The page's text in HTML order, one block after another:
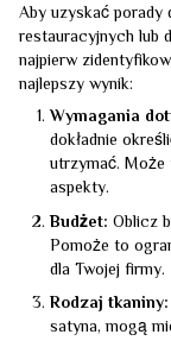
Aby uzyskać
restauracyjnych lub
najpierw
najlepszy wynik:
Wymagania
dokładnie
utrzymać. Może
aspekty.
Budżet: Oblicz
Pomoże to
dla Twojej firmy.
Rodzaj tkaniny:
satyna, mogą